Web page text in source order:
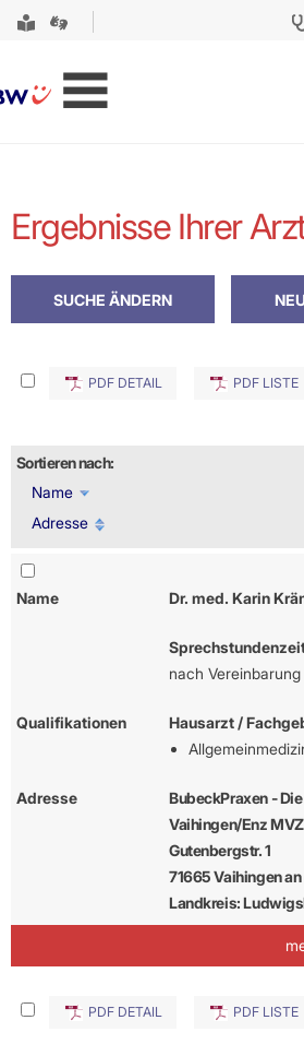
Ergebnisse Ihrer
PDF DETAIL PDF LISTE
Sortieren nach:
Name
Adresse
Name Dr. med. Karin
nach Vereinbarung
Qualifikationen
Hausarzt /
Adresse
BubeckPraxen -
Vaihingen/Enz MVZ
Gutenbergstr. 1
71665 Vaihingen
Landkreis:
PDF DETAIL PDF LISTE